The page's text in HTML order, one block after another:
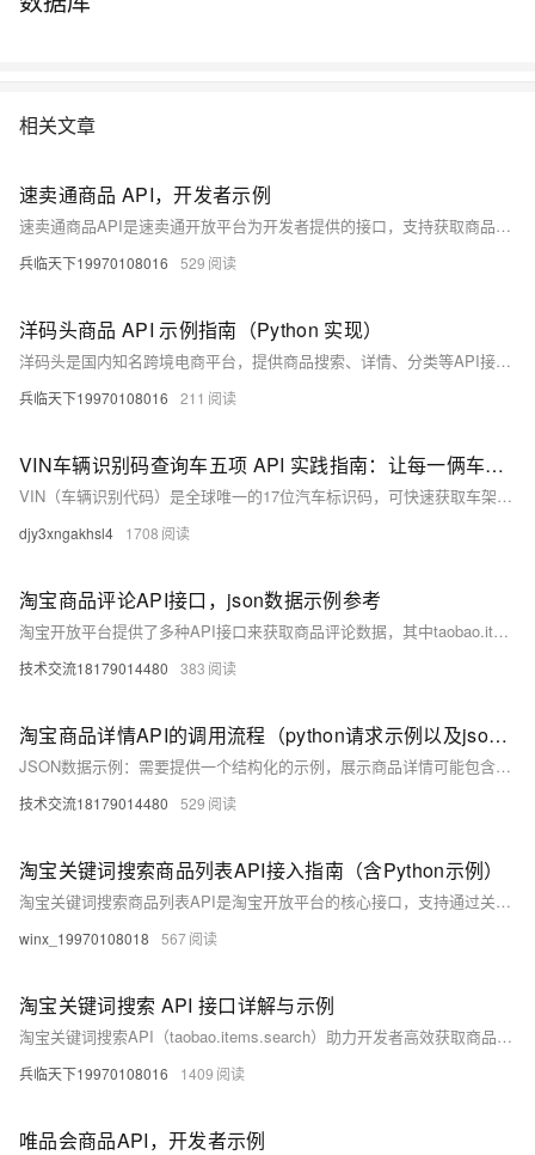
相关文章
速卖通商品 API，开发者示例
速卖通商品API是速卖通开放平台为开发者提供的接口，支持获取商品详情、订单管理等功能。具备多语言、多货币支持，适用于全球电商场景。可应用于商品分析、价格监控、竞品对比和库存管理等业务。文档提供Python调用示例，便于快速集成使用。
兵临天下19970108016 529
洋码头商品 API 示例指南（Python 实现）
洋码头是国内知名跨境电商平台，提供商品搜索、详情、分类等API接口。本文详解了使用Python调用这些API的流程与代码示例，涵盖签名生成、请求处理及常见问题解决方案，适用于构建选品工具、价格监控等跨境电商应用。
兵临天下19970108016 211
VIN车辆识别码查询车五项 API 实践指南：让每一俩车有迹可循（Python代码示例）
VIN（车辆识别代码）是全球唯一的17位汽车标识码，可快速获取车架号、发动机号、品牌型号等核心信息。在二手车交易、保险理赔、维修保养等场景中，准确解析VIN有助于提升效率与风控能力。本文介绍VIN码结构、适用场景，并提供Python调用示例及优化建议，助力企业实现车辆信息自动化核验。
djy3xngakhsl4 1708
淘宝商品评论API接口，json数据示例参考
淘宝开放平台提供了多种API接口来获取商品评论数据，其中taobao.item.reviews.get是一个常用的接口，用于获取指定商品的评论信息。以下是关于该接口的详细介绍和使用方法：
技术交流18179014480 383
淘宝商品详情API的调用流程（python请求示例以及json数据示例返回参考）
JSON数据示例：需要提供一个结构化的示例，展示商品详情可能包含的字段，如商品标题、价格、库存、描述、图片链接、卖家信息等。考虑到稳定性，示例应基于淘宝开放平台的标准响应格式。
技术交流18179014480 529
淘宝关键词搜索商品列表API接入指南（含Python示例）
淘宝关键词搜索商品列表API是淘宝开放平台的核心接口，支持通过关键词检索商品，适用于比价、选品、市场分析等场景。接口提供丰富的筛选与排序功能，返回结构化数据，含商品ID、标题、价格、销量等信息。开发者可使用Python调用，需注意频率限制与错误处理，建议先在沙箱环境测试。
winx_19970108018 567
淘宝关键词搜索 API 接口详解与示例
淘宝关键词搜索API（taobao.items.search）助力开发者高效获取商品数据，支持分页、筛选与排序。本文详解接口调用流程、签名机制及Python实现，涵盖权限申请、代码示例与常见问题解决方案，助你快速构建电商应用。
兵临天下19970108016 1409
唯品会商品API，开发者示例